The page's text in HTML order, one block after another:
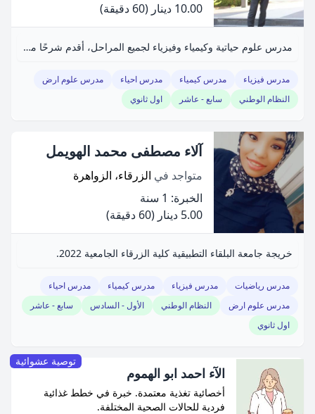
10.00 دينار
(60 دقيقة)
مدرس علوم حياتية وكيمياء وفيزياء لجميع المراحل، أقدم شرحًا مبسطًا.
مدرس فيزياء مدرس كيمياء مدرس احياء
مدرس علوم ارض
النظام الوطني
سابع - عاشر اول ثانوي
آلاء مصطفى محمد الهويمل
متواجد في الزرقاء، الزواهرة
الخبرة: 1 سنة
5.00 دينار
(60 دقيقة)
خريجة جامعة البلقاء التطبيقية كلية الزرقاء الجامعية 2022.
مدرس رياضيات مدرس فيزياء مدرس كيمياء
مدرس احياء
مدرس علوم ارض
النظام الوطني الأول - السادس
سابع - عاشر
اول ثانوي
توصية عشوائية
الآء احمد ابو الهموم
أخصائية تغذية معتمدة. خبرة في خطط غذائية
فردية للحالات الصحية المختلفة.